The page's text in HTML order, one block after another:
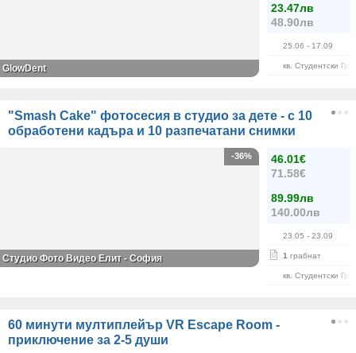
23.47лв
48.90лв
25.06 - 17.09
кв. Студентски
GlowDent
"Smash Cake" фотосесия в студио за дете - с 10
обработени кадъра и 10 разпечатани снимки
46.01€
71.58€
89.99лв
140.00лв
23.05 - 23.09
1 грабнат
кв. Студентски
-36%
Студио Фото Видео Елит - София
60 минути мултиплейър VR Escape Room -
приключение за 2-5 души